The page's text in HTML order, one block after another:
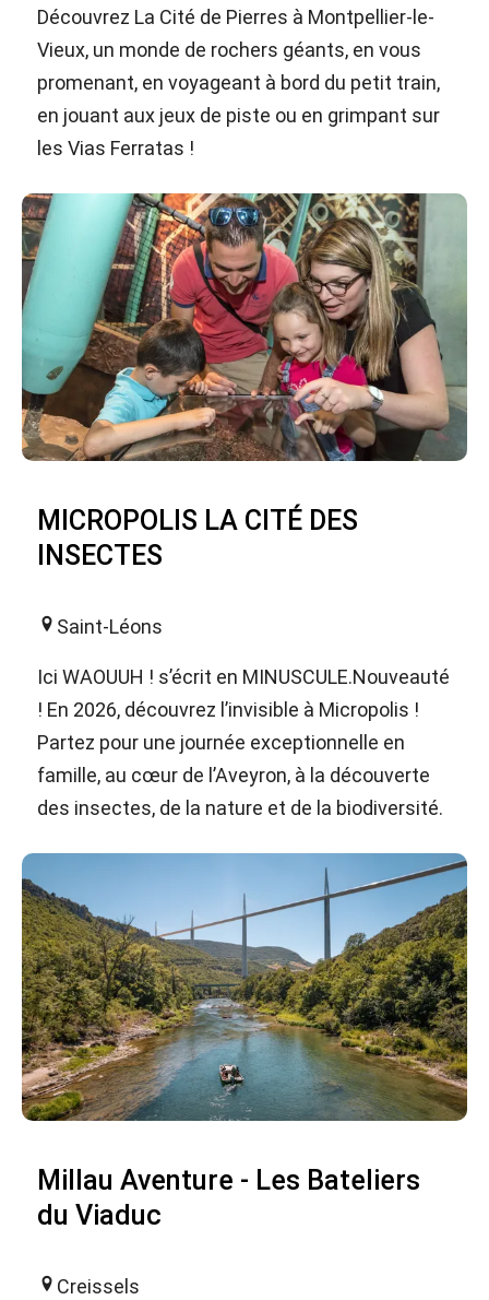
Découvrez La Cité de Pierres à Montpellier-le-
Vieux, un monde de rochers géants, en vous
promenant, en voyageant à bord du petit train,
en jouant aux jeux de piste ou en grimpant sur
les Vias Ferratas !
MICROPOLIS LA CITÉ DES
INSECTES
Saint-Léons
Ici WAOUUH ! s’écrit en MINUSCULE.Nouveauté
! En 2026, découvrez l’invisible à Micropolis !
Partez pour une journée exceptionnelle en
famille, au cœur de l’Aveyron, à la découverte
des insectes, de la nature et de la biodiversité.
Millau Aventure - Les Bateliers
du Viaduc
Creissels